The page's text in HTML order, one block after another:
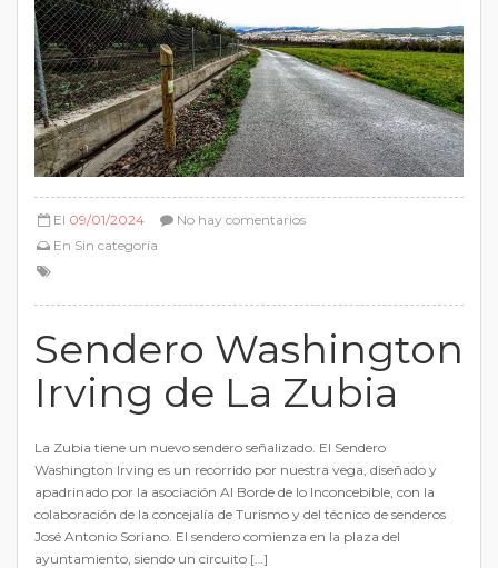
El 09/01/2024
En Sin categoría
No hay comentarios
Sendero Washington
Irving de La Zubia
La Zubia tiene un nuevo sendero señalizado. El Sendero
Washington Irving es un recorrido por nuestra vega, diseñado y
apadrinado por la asociación Al Borde de lo Inconcebible, con la
colaboración de la concejalía de Turismo y del técnico de senderos
José Antonio Soriano. El sendero comienza en la plaza del
ayuntamiento, siendo un circuito […]